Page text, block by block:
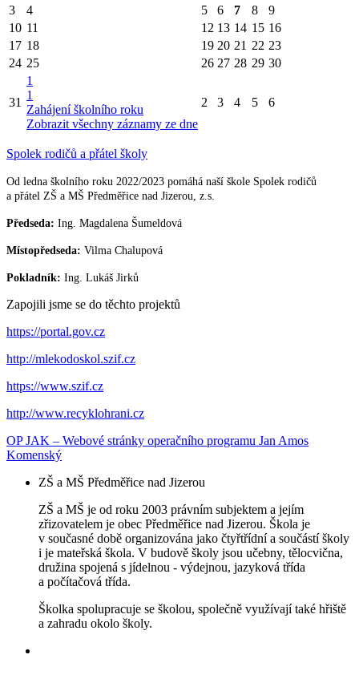
3
4 5 6 7 8
9
10 11 12 13 14 15 16
17 18 19 20 21 22 23
24 25 26 27 28 29 30
31
1
1
Zahájení školního roku
Zobrazit všechny záznamy ze dne
2 3 4 5 6
Spolek rodičů a přátel školy
Od ledna školního roku 2022/2023 pomáhá naší škole Spolek rodičů
a přátel ZŠ a MŠ Předměřice nad Jizerou, z.s.
Předseda: Ing. Magdalena Šumeldová
Místopředseda: Vilma Chalupová
Pokladník: Ing. Lukáš Jirků
Zapojili jsme se do těchto projektů
https://portal.gov.cz
http://mlekodoskol.szif.cz
https://www.szif.cz
http://www.recyklohrani.cz
OP JAK – Webové stránky operačního programu Jan Amos
Komenský
ZŠ a MŠ Předměřice nad Jizerou
ZŠ a MŠ je od roku 2003 právním subjektem a jejím
zřizovatelem je obec Předměřice nad Jizerou. Škola je
v současné době organizována jako čtyřtřídní a součástí školy
i je mateřská škola. V budově školy jsou učebny, tělocvična,
družina spojená s jídelnou - výdejnou, jazyková třída
a počítačová třída.
Školka spolupracuje se školou, společně využívají také hřiště
a zahradu okolo školy.